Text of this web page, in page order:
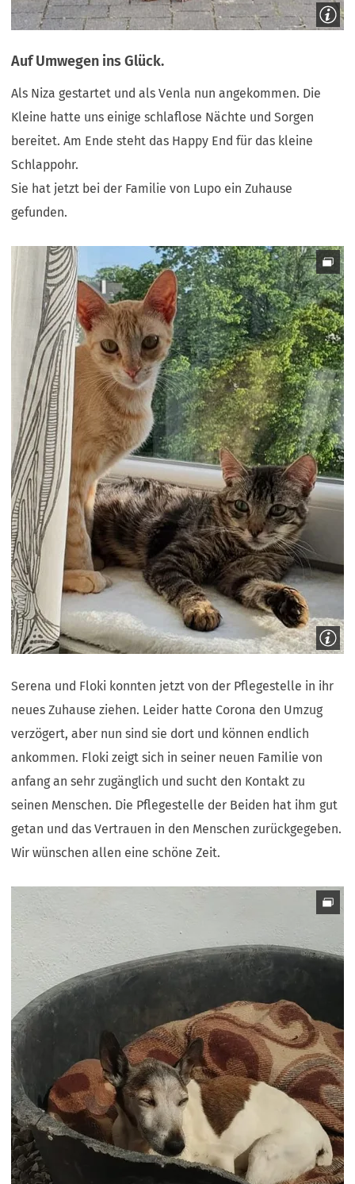
Auf Umwegen ins Glück.
Als Niza gestartet und als Venla nun angekommen. Die
Kleine hatte uns einige schlaflose Nächte und Sorgen
bereitet. Am Ende steht das Happy End für das kleine
Schlappohr.
Sie hat jetzt bei der Familie von Lupo ein Zuhause
gefunden.
Serena und Floki konnten jetzt von der Pflegestelle in ihr
neues Zuhause ziehen. Leider hatte Corona den Umzug
verzögert, aber nun sind sie dort und können endlich
ankommen. Floki zeigt sich in seiner neuen Familie von
anfang an sehr zugänglich und sucht den Kontakt zu
seinen Menschen. Die Pflegestelle der Beiden hat ihm gut
getan und das Vertrauen in den Menschen zurückgegeben.
Wir wünschen allen eine schöne Zeit.